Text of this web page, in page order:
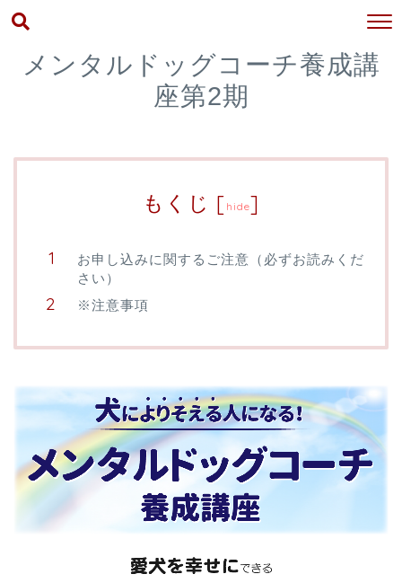
メンタルドッグコーチ養成講
座第2期
もくじ [ hide]
お申し込みに関するご注意（必ずお読みくだ
さい）
※注意事項